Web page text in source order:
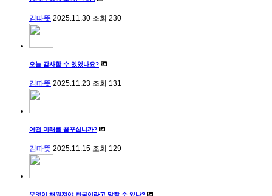
김따뜻 2025.11.30 조회 230
오늘 감사할 수 있었나요?
김따뜻 2025.11.23 조회 131
어떤 미래를 꿈꾸십니까?
김따뜻 2025.11.15 조회 129
무엇이 채워져야 천국이라고 말할 수 있나?